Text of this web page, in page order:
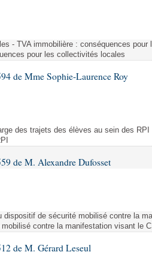
- TVA immobilière : conséquences
pour les collectivités locales
de Mme Sophie-Laurence Roy
des trajets des élèves au sein des
de M. Alexandre Dufosset
dispositif de sécurité mobilisé contre la
contre la manifestation visant le
de M. Gérard Leseul